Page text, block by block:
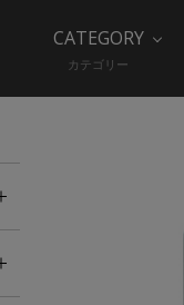
CATEGORY
カテゴリー